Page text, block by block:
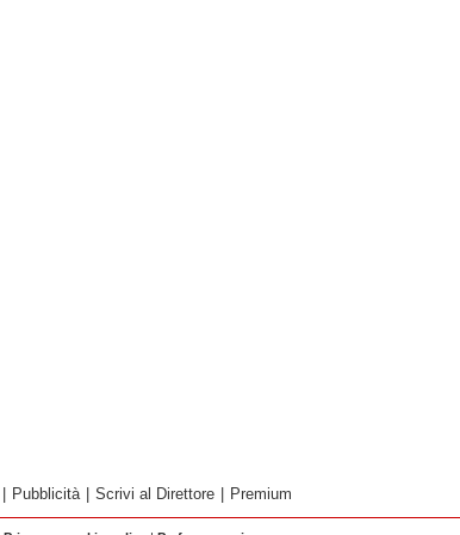
Pubblicità Scrivi al Direttore Premium